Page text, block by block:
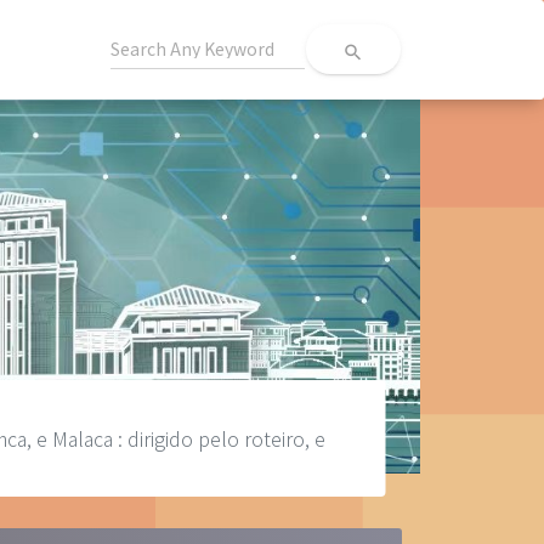
search
e Malaca : dirigido pelo roteiro, e